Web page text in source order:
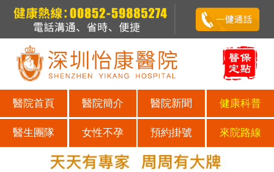
醫院首頁 醫院簡介 醫院新聞 健康科普
醫生團隊 女性不孕 預約掛號 來院路線